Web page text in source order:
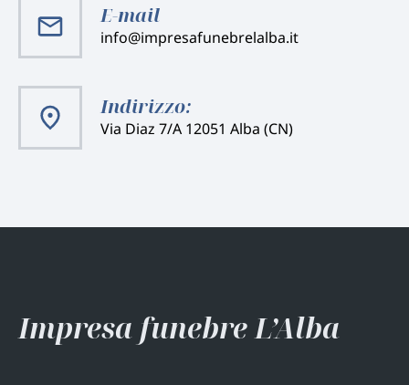
E-mail
info@impresafunebrelalba.it
Indirizzo:
Via Diaz 7/A 12051 Alba (CN)
Impresa funebre L’Alba